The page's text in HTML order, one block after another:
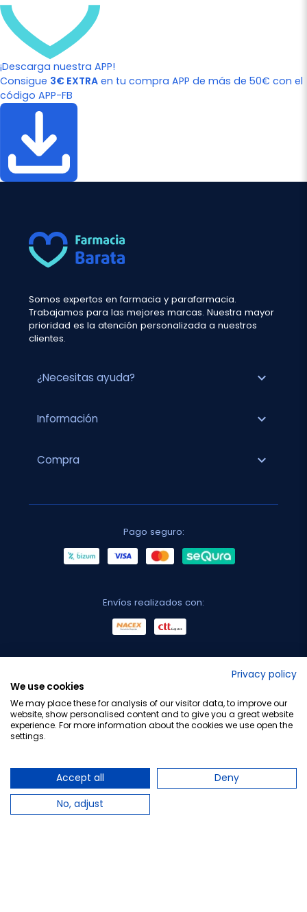
¡Descarga nuestra APP!
Consigue 3€ EXTRA en tu compra APP de más de 50€ con el
código APP-FB
Somos expertos en farmacia y parafarmacia.
Trabajamos para las mejores marcas. Nuestra mayor
prioridad es la atención personalizada a nuestros
clientes.
¿Necesitas ayuda? expand_more
Información expand_more
Compra expand_more
Pago seguro:
Envíos realizados con:
Privacy policy
We use cookies
We may place these for analysis of our visitor data, to improve our
website, show personalised content and to give you a great website
experience. For more information about the cookies we use open the
settings.
Accept all
Deny
No, adjust